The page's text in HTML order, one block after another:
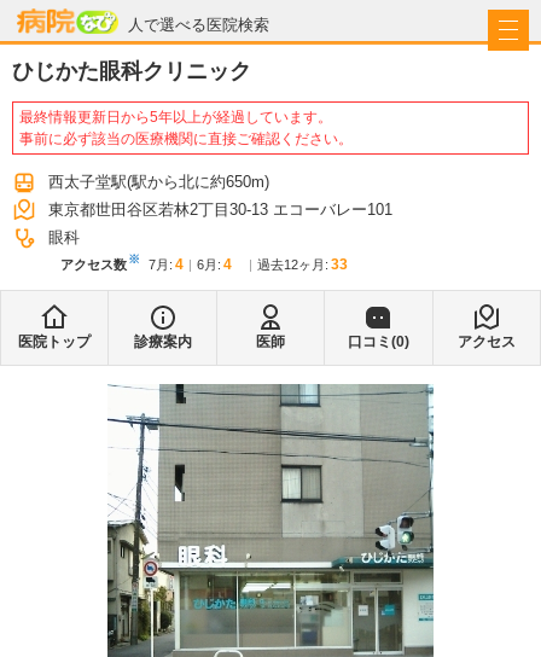
人で選べる医院検索
病院なび
ひじかた眼科クリニック
最終情報更新日から5年以上が経過しています。
事前に必ず該当の医療機関に直接ご確認ください。
西太子堂駅(駅から北に約650m)
東京都世田谷区若林2丁目30-13 エコーバレー101
眼科
アクセス数※ 7月 : 4 6月 : 4 過去12ヶ月: 33
医院トップ 診療案内 医師 口コミ(0) アクセス